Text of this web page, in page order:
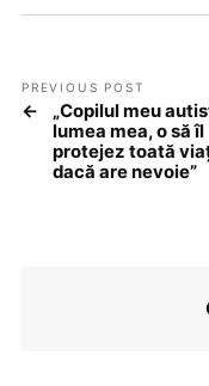
PREVIOUS POST
„Copilul meu
lumea mea, o să îl
protejez toată
dacă are nevoie”